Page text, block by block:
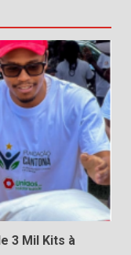
3 Mil Kits à